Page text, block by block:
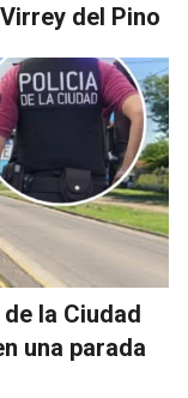
del Pino
la Ciudad
una parada